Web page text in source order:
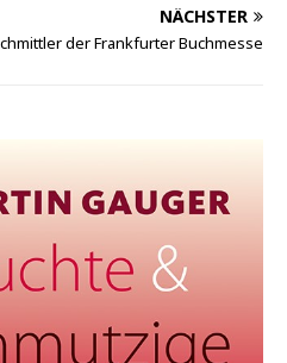
NÄCHSTER
der Frankfurter Buchmesse